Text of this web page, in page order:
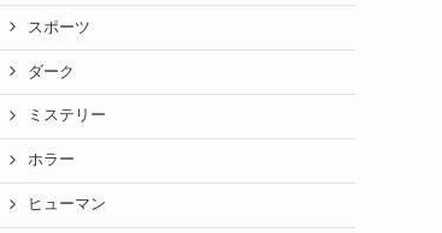
スポーツ
ダーク
ミステリー
ホラー
ヒューマン